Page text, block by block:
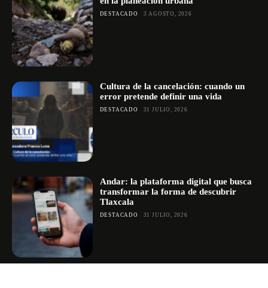
DESTACADO 3 AGOSTO, 2026
Cultura de la cancelación: cuando un
error pretende definir una vida
DESTACADO 31 JULIO, 2026
Andar: la plataforma digital que busca
transformar la forma de descubrir
Tlaxcala
DESTACADO 31 JULIO, 2026